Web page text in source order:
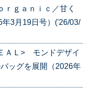
ｇａｎｉｃ／甘く
3月19日号）('26/03/
ＡＬ> モンドデザイ
ッグを展開（2026年